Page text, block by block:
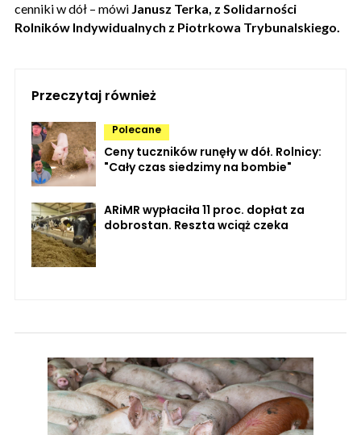
cenniki w dół – mówi Janusz Terka, z Solidarności
Rolników Indywidualnych z Piotrkowa Trybunalskiego.
Przeczytaj również
Polecane
Ceny tuczników runęły w dół. Rolnicy:
"Cały czas siedzimy na bombie"
ARiMR wypłaciła 11 proc. dopłat za
dobrostan. Reszta wciąż czeka